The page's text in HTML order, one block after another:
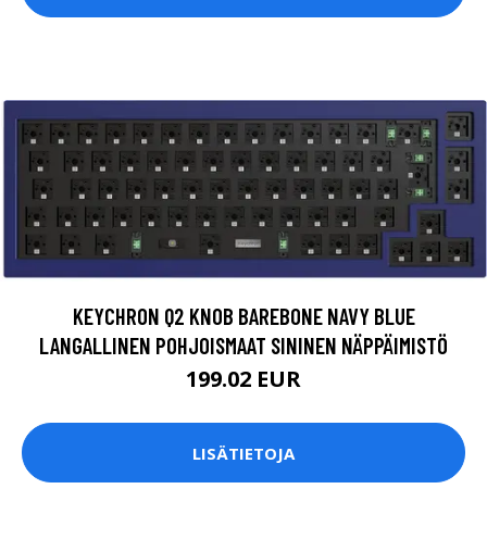
KEYCHRON Q2 KNOB BAREBONE NAVY BLUE
LANGALLINEN POHJOISMAAT SININEN NÄPPÄIMISTÖ
199.02 EUR
LISÄTIETOJA